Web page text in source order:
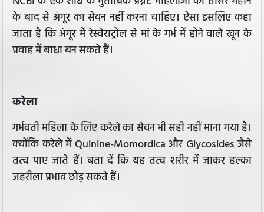
के बाद से अंगूर का सेवन नहीं करना चाहिए। ऐसा इसलिए कहा
जाता है कि अंगूर में रेस्वेराट्रोल से मां के गर्भ में होने वाले खून के
प्रवाह में बाधा बन सकते हैं।
करेला
गर्भवती महिला के लिए करेले का सेवन भी सही नहीं माना गया है।
क्योंकि करेले में Quinine-Momordica और Glycosides जैसे
तत्व पाए जाते हैं। बता दें कि यह तत्व शरीर में जाकर हल्का
जहरीला प्रभाव छोड़ सकते हैं।